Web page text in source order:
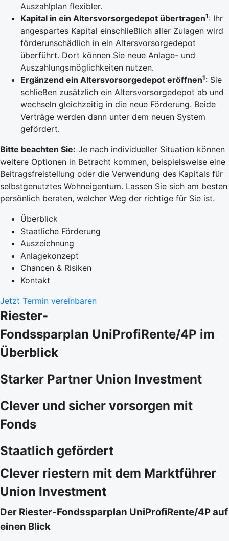
Auszahlplan flexibler.
Kapital in ein Altersvorsorgedepot übertragen1: Ihr
angespartes Kapital einschließlich aller Zulagen wird
förderunschädlich in ein Altersvorsorgedepot
überführt. Dort können Sie neue Anlage- und
Auszahlungsmöglichkeiten nutzen.
Ergänzend ein Altersvorsorgedepot eröffnen1: Sie
schließen zusätzlich ein Altersvorsorgedepot ab und
wechseln gleichzeitig in die neue Förderung. Beide
Verträge werden dann unter dem neuen System
gefördert.
Bitte beachten Sie: Je nach individueller Situation können
weitere Optionen in Betracht kommen, beispielsweise eine
Beitragsfreistellung oder die Verwendung des Kapitals für
selbstgenutztes Wohneigentum. Lassen Sie sich am besten
persönlich beraten, welcher Weg der richtige für Sie ist.
Überblick
Staatliche Förderung
Auszeichnung
Anlagekonzept
Chancen & Risiken
Kontakt
Jetzt Termin vereinbaren
Riester-
Fondssparplan UniProfiRente/4P im
Überblick
Starker Partner Union Investment
Clever und sicher vorsorgen mit
Fonds
Staatlich gefördert
Clever riestern mit dem Marktführer
Union Investment
Der Riester-Fondssparplan UniProfiRente/4P auf
einen Blick